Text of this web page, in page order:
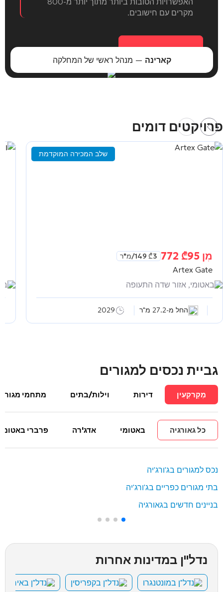
מקרים עם חישובים.
בחירת אובייקט
קארינה — מנהל ראשי של המחלקה
פרויקטים דומים
שלב המכירה המוקדמת
מִן ₾95 772
₾3 149 /מ"ר
Artex Gate
באטומי, אזור שדה התעופה
החל מ-27.2 מ"ר 2029
גביית נכסים למגורים
מְקַרקְעִין דירות וילות/בתים מתחמי
כל גאורגיה באטומי אדג'רה פרברי באטומי
נכס למגורים בג'ורג'יה
בתי מגורים כפריים בג'ורג'יה
בניינים חדשים בגאורגיה
נדל"ן במדינות אחרות
נדל"ן במונטנגרו נדל"ן בקפריסין נדל"ן באיחוד